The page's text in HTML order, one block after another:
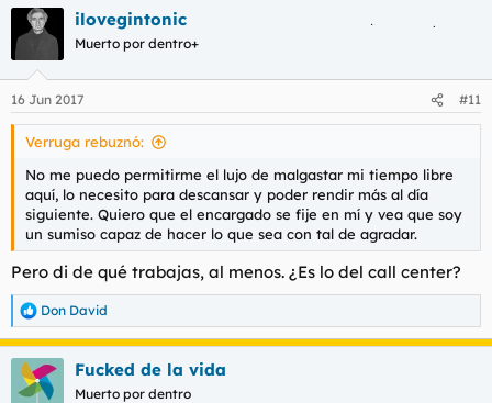
ilovegintonic
Muerto por dentro+
16 Jun 2017 #11
Verruga rebuznó:
No me puedo permitirme el lujo de malgastar mi tiempo libre
aquí, lo necesito para descansar y poder rendir más al día
siguiente. Quiero que el encargado se fije en mí y vea que soy
un sumiso capaz de hacer lo que sea con tal de agradar.
Pero di de qué trabajas, al menos. ¿Es lo del call center?
R
e
a
c
c
Don David
Fucked de la vida
Muerto por dentro